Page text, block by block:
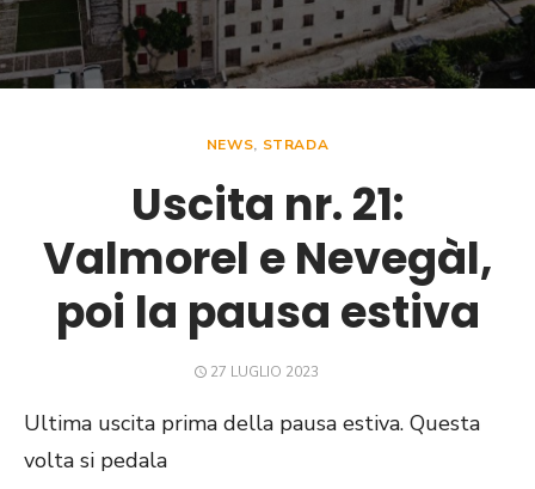
NEWS, STRADA
Uscita nr. 21:
Valmorel e Nevegàl,
poi la pausa estiva
POSTED
27 LUGLIO 2023
Ultima uscita prima della pausa estiva. Questa
volta si pedala